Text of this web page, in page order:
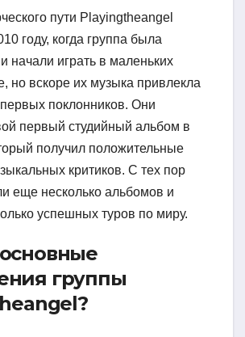
пути Playingtheangel
году, когда группа была
начали играть в маленьких
но вскоре их музыка привлекла
поклонников. Они
первый студийный альбом в
получил положительные
критиков. С тех пор
еще несколько альбомов и
успешных туров по миру.
группы